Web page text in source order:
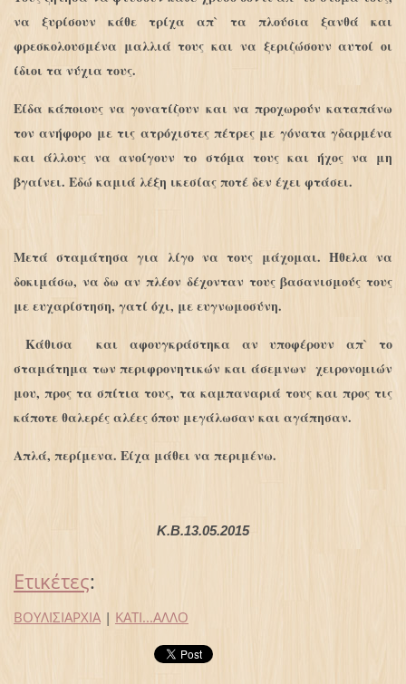
να ξυρίσουν κάθε τρίχα απ` τα πλούσια ξανθά και
φρεσκολουσμένα μαλλιά τους και να ξεριζώσουν αυτοί οι
ίδιοι τα νύχια τους.
Είδα κάποιους να γονατίζουν και να προχωρούν καταπάνω
τον ανήφορο με τις ατρόχιστες πέτρες με γόνατα γδαρμένα
και άλλους να ανοίγουν το στόμα τους και ήχος να μη
βγαίνει. Εδώ καμιά λέξη ικεσίας ποτέ δεν έχει φτάσει.
Μετά σταμάτησα για λίγο να τους μάχομαι. Ήθελα να
δοκιμάσω, να δω αν πλέον δέχονταν τους βασανισμούς τους
με ευχαρίστηση, γατί όχι, με ευγνωμοσύνη.
Κάθισα και αφουγκράστηκα αν υποφέρουν απ` το
σταμάτημα των περιφρονητικών και άσεμνων χειρονομιών
μου, προς τα σπίτια τους, τα καμπαναριά τους και προς τις
κάποτε θαλερές αλέες όπου μεγάλωσαν και αγάπησαν.
Απλά, περίμενα. Είχα μάθει να περιμένω.
Κ.Β.13.05.2015
Ετικέτες:
ΒΟΥΛΙΣΙΑΡΧΙΑ | ΚΑΤΙ...ΑΛΛΟ